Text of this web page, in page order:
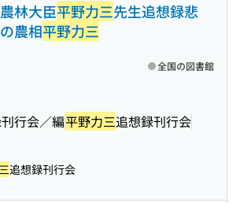
林大臣平野力三先生追想録悲
農相平野力三
行会／編平野力三追想録刊行会
全国の図書館
追想録刊行会